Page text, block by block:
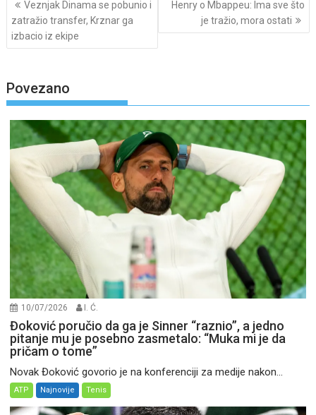
navigation
Veznjak Dinama se pobunio i
zatražio transfer, Krznar ga
izbacio iz ekipe
Henry o Mbappeu: Ima sve što
je tražio, mora ostati
Povezano
10/07/2026 I. Ć.
Đoković poručio da ga je Sinner “raznio”, a jedno
pitanje mu je posebno zasmetalo: “Muka mi je da
pričam o tome”
Novak Đoković govorio je na konferenciji za medije nakon...
ATP Najnovije Tenis